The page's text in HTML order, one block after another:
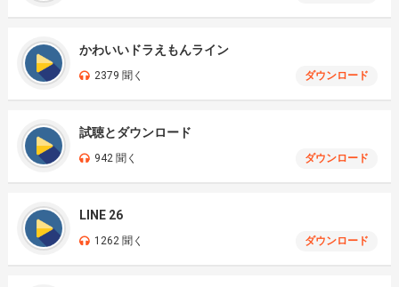
かわいいドラえもんライン
2379 聞く ダウンロード
試聴とダウンロード
942 聞く ダウンロード
LINE 26
1262 聞く ダウンロード